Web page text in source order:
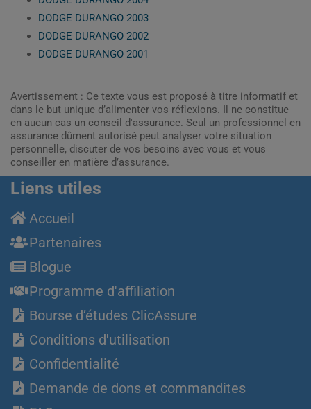
DODGE DURANGO 2003
DODGE DURANGO 2002
DODGE DURANGO 2001
Avertissement : Ce texte vous est proposé à titre informatif et
dans le but unique d’alimenter vos réflexions. Il ne constitue
en aucun cas un conseil d'assurance. Seul un professionnel en
assurance dûment autorisé peut analyser votre situation
personnelle, discuter de vos besoins avec vous et vous
conseiller en matière d’assurance.
Liens utiles
Accueil
Partenaires
Blogue
Programme d'affiliation
Bourse d’études ClicAssure
Conditions d'utilisation
Confidentialité
Demande de dons et commandites